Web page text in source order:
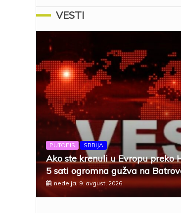
VESTI
PUTOPIS SRBIJA
Ako ste krenuli u Evropu preko
5 sati ogromna gužva na
nedelja, 9. avgust, 2026